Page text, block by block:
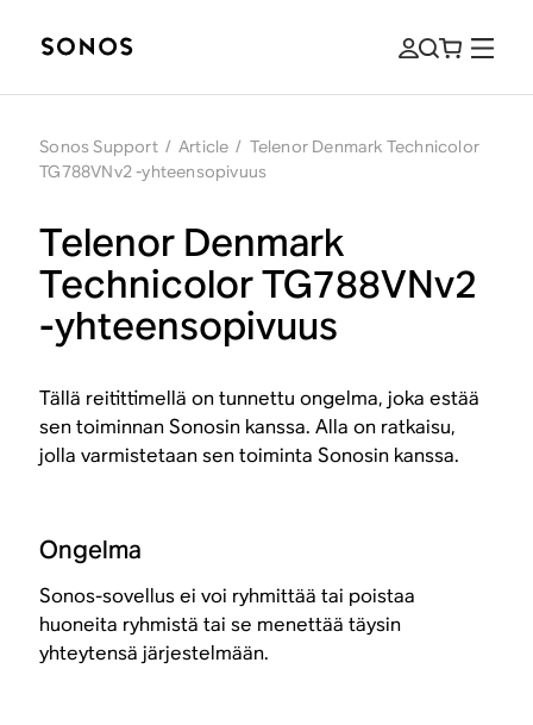
Sonos Support / Article / Telenor Denmark Technicolor
TG788VNv2 -yhteensopivuus
Telenor Denmark
Technicolor TG788VNv2
-yhteensopivuus
Tällä reitittimellä on tunnettu ongelma, joka estää
sen toiminnan Sonosin kanssa. Alla on ratkaisu,
jolla varmistetaan sen toiminta Sonosin kanssa.
Ongelma
Sonos-sovellus ei voi ryhmittää tai poistaa
huoneita ryhmistä tai se menettää täysin
yhteytensä järjestelmään.